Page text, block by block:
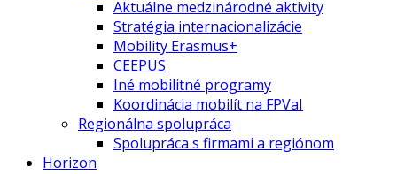
Aktuálne medzinárodné aktivity
Stratégia internacionalizácie
Mobility Erasmus+
CEEPUS
Iné mobilitné programy
Koordinácia mobilít na FPVaI
Regionálna spolupráca
Spolupráca s firmami a regiónom
Horizon